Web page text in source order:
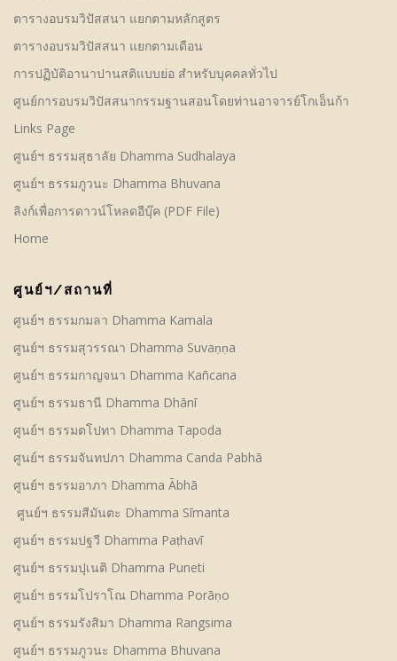
ตารางอบรมวิปัสสนา แยกตามหลักสูตร
ตารางอบรมวิปัสสนา แยกตามเดือน
การปฏิบัติอานาปานสติแบบย่อ สำหรับบุคคลทั่วไป
ศูนย์การอบรมวิปัสสนากรรมฐานสอนโดยท่านอาจารย์โกเอ็นก้า
Links Page
ศูนย์ฯ ธรรมสุธาลัย Dhamma Sudhalaya
ศูนย์ฯ ธรรมภูวนะ Dhamma Bhuvana
ลิงก์เพื่อการดาวน์โหลดอีบุ๊ค (PDF File)
Home
ศูนย์ฯ/สถานที่
ศูนย์ฯ ธรรมกมลา Dhamma Kamala
ศูนย์ฯ ธรรมสุวรรณา Dhamma Suvaṇṇa
ศูนย์ฯ ธรรมกาญจนา Dhamma Kañcana
ศูนย์ฯ ธรรมธานี Dhamma Dhānī
ศูนย์ฯ ธรรมตโปทา Dhamma Tapoda
ศูนย์ฯ ธรรมจันทปภา Dhamma Canda Pabhā
ศูนย์ฯ ธรรมอาภา Dhamma Ābhā
ศูนย์ฯ ธรรมสีมันตะ Dhamma Sīmanta
ศูนย์ฯ ธรรมปฐวี Dhamma Paṭhavī
ศูนย์ฯ ธรรมปุเนติ Dhamma Puneti
ศูนย์ฯ ธรรมโปราโณ Dhamma Porāṇo
ศูนย์ฯ ธรรมรังสิมา Dhamma Rangsima
ศูนย์ฯ ธรรมภูวนะ Dhamma Bhuvana